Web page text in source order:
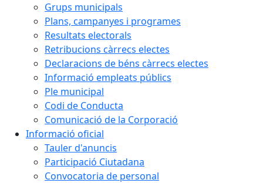
Grups municipals
Plans, campanyes i programes
Resultats electorals
Retribucions càrrecs electes
Declaracions de béns càrrecs electes
Informació empleats públics
Ple municipal
Codi de Conducta
Comunicació de la Corporació
Informació oficial
Tauler d'anuncis
Participació Ciutadana
Convocatoria de personal